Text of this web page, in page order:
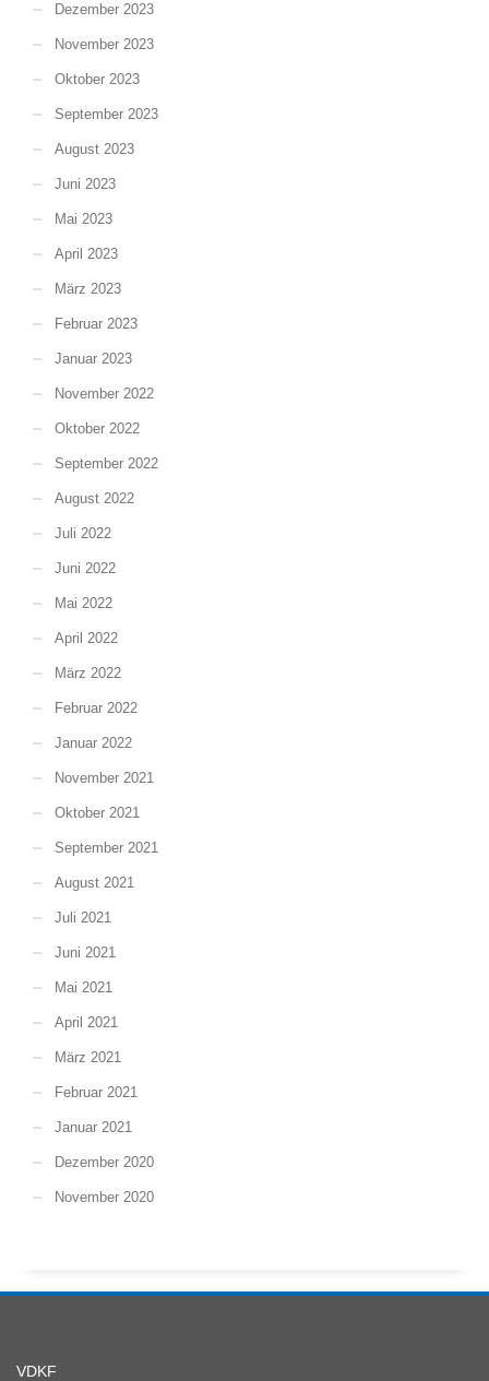
Dezember 2023
November 2023
Oktober 2023
September 2023
August 2023
Juni 2023
Mai 2023
April 2023
März 2023
Februar 2023
Januar 2023
November 2022
Oktober 2022
September 2022
August 2022
Juli 2022
Juni 2022
Mai 2022
April 2022
März 2022
Februar 2022
Januar 2022
November 2021
Oktober 2021
September 2021
August 2021
Juli 2021
Juni 2021
Mai 2021
April 2021
März 2021
Februar 2021
Januar 2021
Dezember 2020
November 2020
VDKF